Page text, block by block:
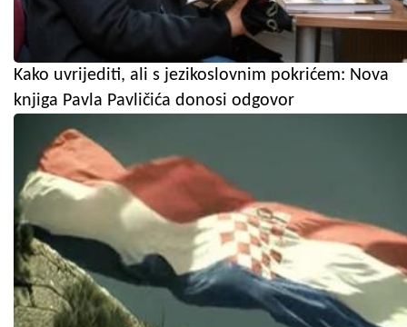
Kako uvrijediti, ali s jezikoslovnim pokrićem: Nova
knjiga Pavla Pavličića donosi odgovor